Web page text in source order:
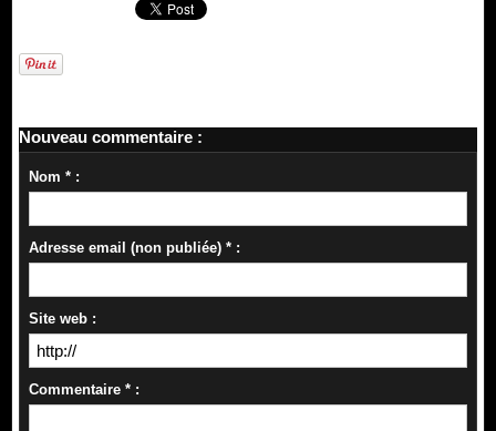
Nouveau commentaire :
Nom * :
Adresse email (non publiée) * :
Site web :
Commentaire * :